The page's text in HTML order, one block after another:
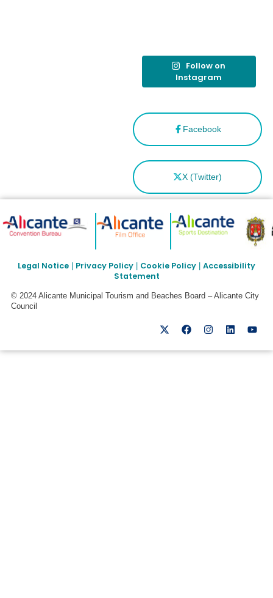
Facebook
X (Twitter)
Follow on
Instagram
Legal Notice Privacy Policy Cookie Policy
Accessibility
Statement
© 2024 Alicante Municipal Tourism and Beaches Board – Alicante City
Council